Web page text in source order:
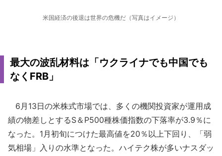
米国経済の後退は世界の危機だ（写真はイメージ）
最大の波乱材料は「ウクライナでも中国でも
なくFRB」
6月13日の米株式市場では、多くの機関投資家が運用成
績の物差しとするS＆P500種株価指数の下落率が3.9％に
なった。1月初旬につけた最高値を20％以上下回り、「弱
気相場」入りの水準となった。ハイテク株が多いナスダッ